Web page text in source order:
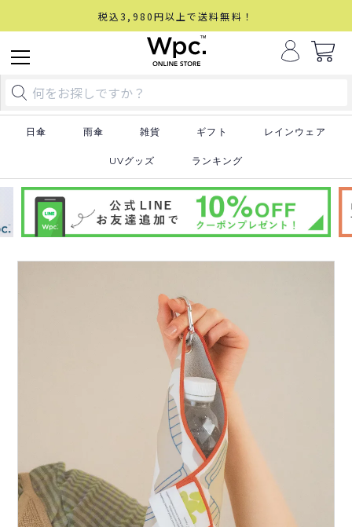
税込3,980円以上で送料無料！
日傘 雨傘 雑貨 ギフト レインウェア
UVグッズ ランキング